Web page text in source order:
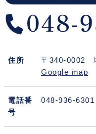
住所
〒340-0002
Google map
電話番
号
048-936-6301